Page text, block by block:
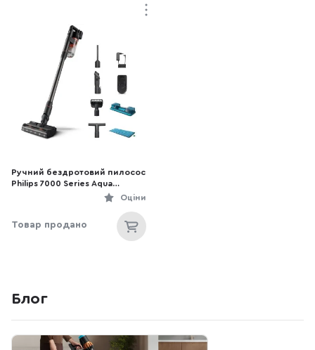
Ручний бездротовий пилосос
Philips 7000 Series Aqua
Оціни
Товар продано
Блог